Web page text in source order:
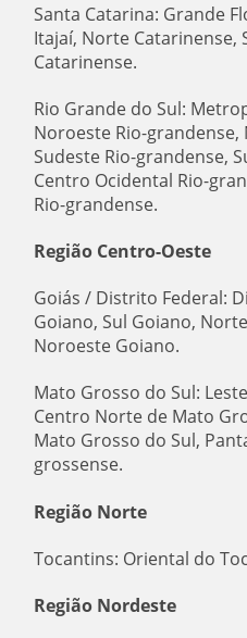
Santa Catarina: Grande
Itajaí, Norte Catarinense,
Catarinense.
Rio Grande do Sul:
Noroeste Rio-
Sudeste Rio-grandense,
Centro Ocidental Rio-
Rio-grandense.
Região Centro-Oeste
Goiás / Distrito Federal:
Goiano, Sul Goiano,
Noroeste Goiano.
Mato Grosso do Sul:
Centro Norte de Mato
Mato Grosso do Sul,
grossense.
Região Norte
Tocantins: Oriental do
Região Nordeste